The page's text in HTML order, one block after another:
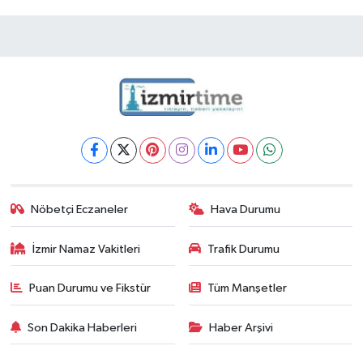
Nöbetçi Eczaneler Hava Durumu
İzmir Namaz Vakitleri Trafik Durumu
Puan Durumu ve Fikstür Tüm Manşetler
Son Dakika Haberleri Haber Arşivi